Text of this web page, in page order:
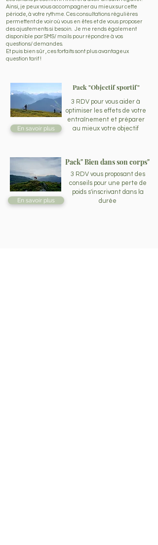
Ainsi, je peux vous accompagner au mieux sur cette
période, à votre rythme. Ces consultations régulières
permettent de voir où vous en êtes et de vous proposer
des ajustements si besoin. Je me rends également
disponible par SMS/ mails pour répondre à vos
questions/ demandes.
Et puis bien sûr , ces forfaits sont plus avantageux
question tarif !
En savoir plus
Pack "Objectif sportif"
3 RDV pour vous aider à
optimiser les effets de votre
entraînement et préparer
au mieux votre objectif
Pack" Bien dans son corps"
En savoir plus
3 RDV vous proposant des
conseils pour une perte de
poids s'inscrivant dans la
durée